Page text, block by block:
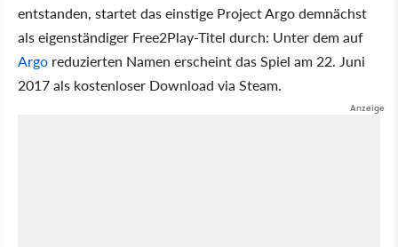
entstanden, startet das einstige Project Argo demnächst
als eigenständiger Free2Play-Titel durch: Unter dem auf
Argo reduzierten Namen erscheint das Spiel am 22. Juni
2017 als kostenloser Download via Steam.